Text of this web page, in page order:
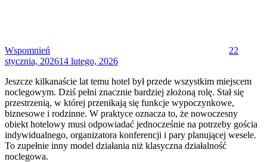
Wspomnień
22
stycznia, 202614 lutego, 2026
Jeszcze kilkanaście lat temu hotel był przede wszystkim miejscem
noclegowym. Dziś pełni znacznie bardziej złożoną rolę. Stał się
przestrzenią, w której przenikają się funkcje wypoczynkowe,
biznesowe i rodzinne. W praktyce oznacza to, że nowoczesny
obiekt hotelowy musi odpowiadać jednocześnie na potrzeby gościa
indywidualnego, organizatora konferencji i pary planującej wesele.
To zupełnie inny model działania niż klasyczna działalność
noclegowa.